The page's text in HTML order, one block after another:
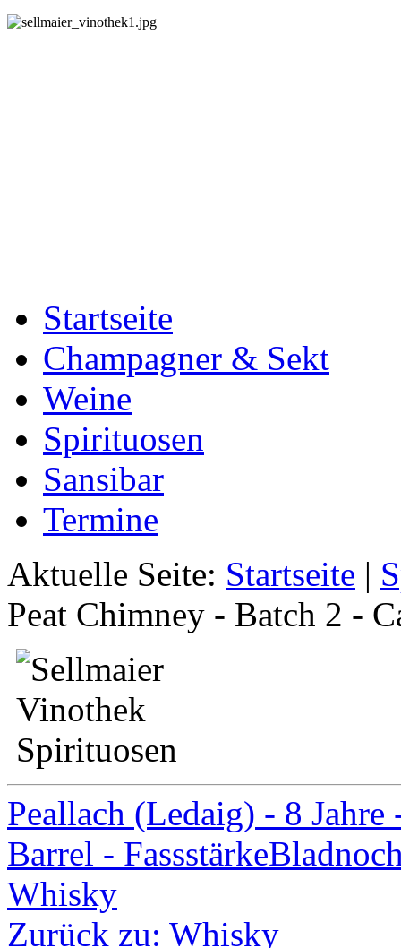
Startseite
Champagner & Sekt
Weine
Spirituosen
Sansibar
Termine
Aktuelle Seite: Startseite |
Peat Chimney - Batch 2 -
Peallach (Ledaig) - 8
Barrel - Fassstärke
Whisky
Zurück zu: Whisky